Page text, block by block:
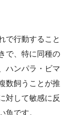
で行動すること
で、特に同種の
ハンパラ・ビマ
数飼うことが推
対して敏感に反
魚です。